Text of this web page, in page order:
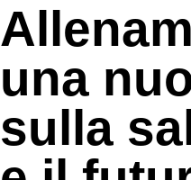
una
sulla